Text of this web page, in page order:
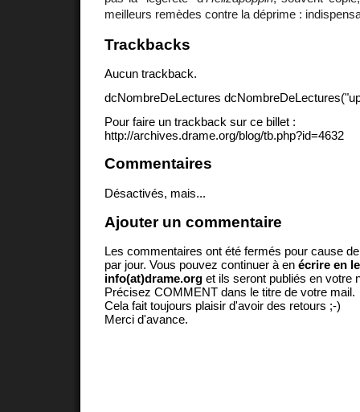
meilleurs remèdes contre la déprime :
Trackbacks
Aucun trackback.
dcNombreDeLectures
Pour faire un trackback sur ce billet :
http://archives.drame.org/blog/tb.php?id=4632
Commentaires
Désactivés, mais...
Ajouter un commentaire
Les commentaires ont été fermés pour cause
par jour. Vous pouvez continuer à en écrire en
info(at)drame.org et ils seront publiés en votre
Précisez COMMENT dans le titre de votre mail.
Cela fait toujours plaisir d'avoir des retours ;-)
Merci d'avance.